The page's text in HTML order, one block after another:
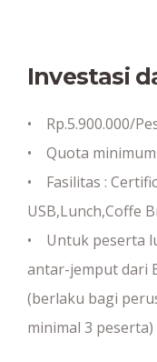
Investasi
• Rp.5.900.000/
• Quota
• Fasilitas :
USB,Lunch,Coffe
• Untuk peserta
antar-jemput dari
(berlaku bagi
minimal 3 peserta)